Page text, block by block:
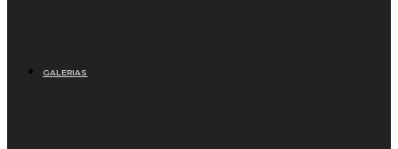
GALERIAS